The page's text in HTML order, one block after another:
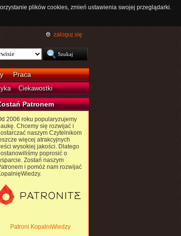
plików cookies, zmień ustawienia swojej przeglądarki.
zaloguj się
Praca
Ciekawostki
Patronem
2006 roku popularyzujemy
Chcemy się rozwijać i
naszym Czytelnikom
więcej atrakcyjnych
wysokiej jakości. Dlatego
poprosić o
Zostań naszym
i pomóż nam rozwijać
Patroni KopalniWiedzy